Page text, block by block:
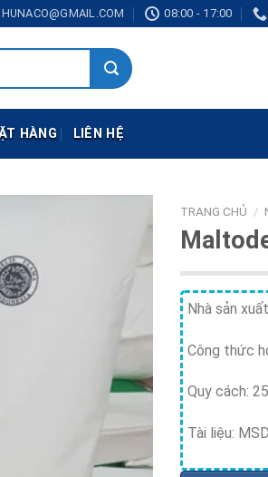
08:00 - 17:00
HÀNG LIÊN HỆ
TRANG CHỦ /
Nhà sản
Công thức
Quy cách:
Tài liệu: